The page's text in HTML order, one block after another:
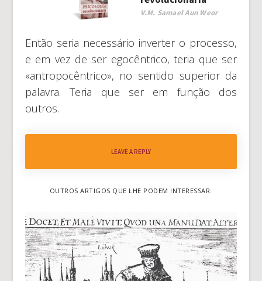
V.M. Samael Aun Weor
Então seria necessário inverter o processo,
e em vez de ser egocêntrico, teria que ser
«antropocêntrico», no sentido superior da
palavra. Teria que ser em função dos
outros.
LEAVE A REPLY
OUTROS ARTIGOS QUE LHE PODEM INTERESSAR: